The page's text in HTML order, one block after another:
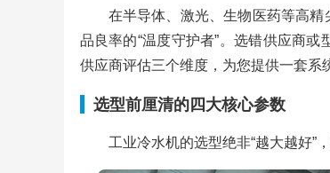
在半导体、激光、生物医药等高
品良率的“温度守护者”。选错供应商
供应商评估三个维度，为您提供一套系
选型前厘清的四大核心参数
工业冷水机的选型绝非“越大越好”